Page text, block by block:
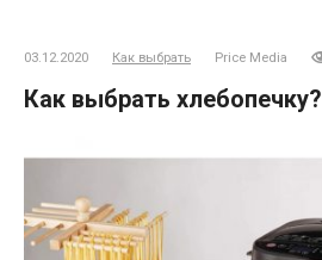
03.12.2020 Как выбрать Price Media
Как выбрать хлебопечку?